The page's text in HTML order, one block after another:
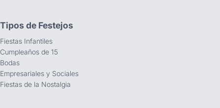
Tipos de Festejos
Fiestas Infantiles
Cumpleaños de 15
Bodas
Empresariales y Sociales
Fiestas de la Nostalgia